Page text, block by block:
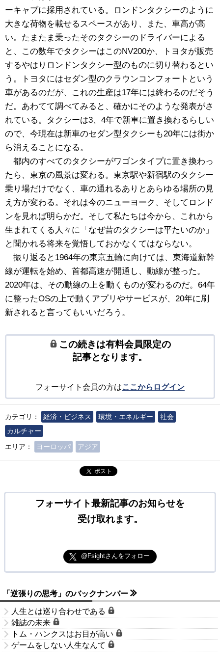
ーキャブに採用されている。ロンドンタクシーのように
大きな荷物を載せるスペースがあり、また、車高が高
い。たまたま乗ったそのタクシーのドライバーによる
と、この数年でタクシーはこのNV200か、トヨタが販売
するやはりロンドンタクシー型のものに切り替わるとい
う。トヨタにはセダン型のクラウンコンフォートという
車があるのだが、これの生産は17年には終わるのだそう
だ。あわてて調べてみると、確かにそのような発表がさ
れている。タクシーは3、4年で新車に置き換わるらしい
ので、今現在は新車のセダン型タクシーも20年には街か
ら消えることになる。
都内のすべてのタクシーがワゴンタイプに置き換わっ
たら、東京の風景は変わる。東京駅や新宿駅のタクシー
乗り場だけでなく、車の通れるありとあらゆる場所の見
え方が変わる。それは今のニューヨーク、そしてロンド
ンを見れば明らかだ。そして私たちは今から、これから
生まれてくる人々に「なぜ昔のタクシーは平たいのか」
と聞かれる将来を覚悟しておかなくてはならない。
振り返ると1964年の東京五輪に向けては、東海道新幹
線が運転を始め、首都高速が開通し、動線が整った。
2020年は、その動線の上を動くものが変わるのだ。64年
に整ったOSの上で動くアプリやサービスが、20年に刷
新されると言ってもいいだろう。
この続きは有料会員限定の
記事となります。
フォーサイト会員の方はここからログイン
カテゴリ： 経済・ビジネス 環境・エネルギー
社会
カルチャー
エリア：
ヨーロッパ アジア
ポスト
フォーサイト最新記事のお知らせを
受け取れます。
@Fsightさんをフォロー
「逆張りの思考」のバックナンバー
人生とは巡り合わせである
雑誌の未来
トム・ハンクスはお目が高い
ゲームをしない人生なんて